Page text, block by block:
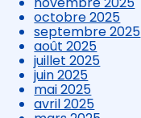
octobre 2025
septembre 2025
août 2025
juillet 2025
juin 2025
mai 2025
avril 2025